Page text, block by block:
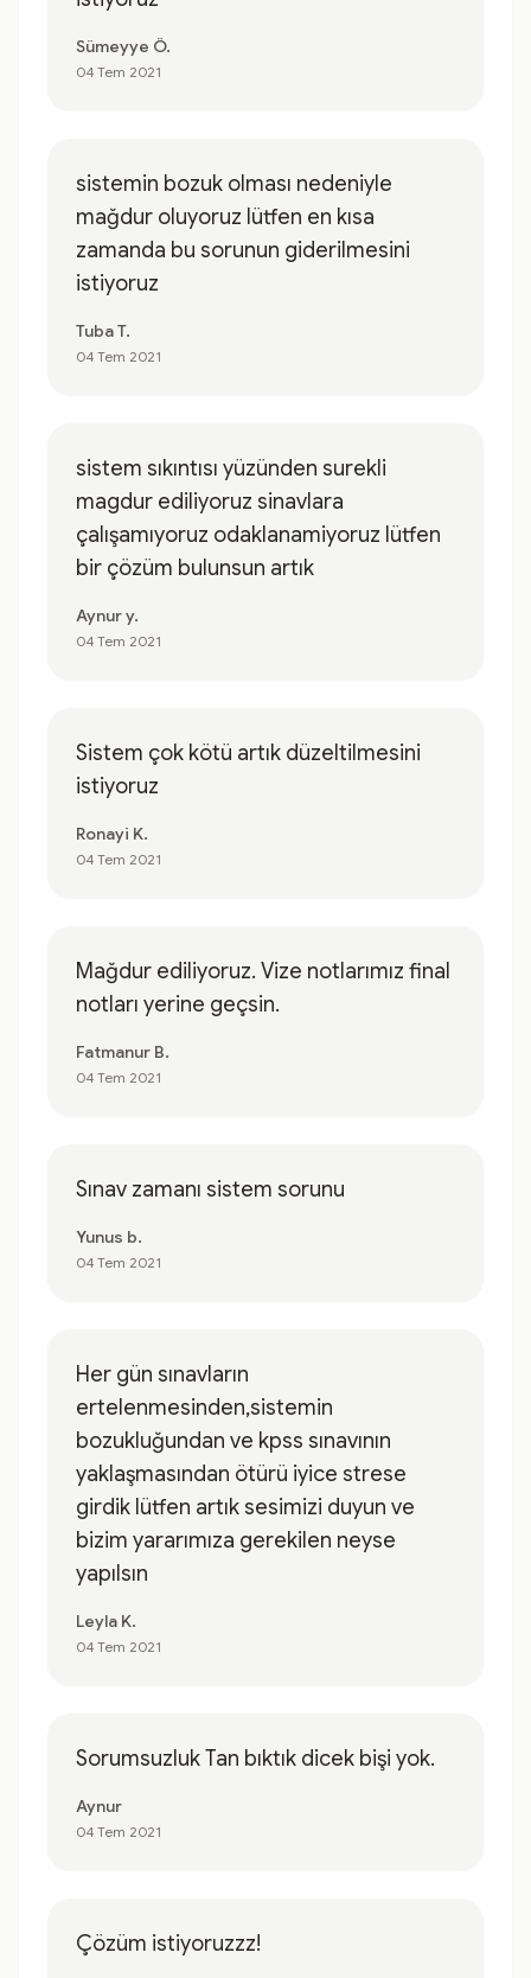
Sümeyye Ö.
04 Tem 2021
sistemin bozuk olması nedeniyle
mağdur oluyoruz lütfen en kısa
zamanda bu sorunun giderilmesini
istiyoruz
Tuba T.
04 Tem 2021
sistem sıkıntısı yüzünden surekli
magdur ediliyoruz sinavlara
çalışamıyoruz odaklanamiyoruz lütfen
bir çözüm bulunsun artık
Aynur y.
04 Tem 2021
Sistem çok kötü artık düzeltilmesini
istiyoruz
Ronayi K.
04 Tem 2021
Mağdur ediliyoruz. Vize notlarımız final
notları yerine geçsin.
Fatmanur B.
04 Tem 2021
Sınav zamanı sistem sorunu
Yunus b.
04 Tem 2021
Her gün sınavların
ertelenmesinden,sistemin
bozukluğundan ve kpss sınavının
yaklaşmasından ötürü iyice strese
girdik lütfen artık sesimizi duyun ve
bizim yararımıza gerekilen neyse
yapılsın
Leyla K.
04 Tem 2021
Sorumsuzluk Tan bıktık dicek bişi yok.
Aynur
04 Tem 2021
Çözüm istiyoruzzz!